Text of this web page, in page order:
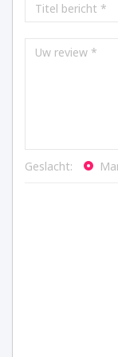
Geslacht: